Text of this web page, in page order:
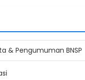
& Pengumuman BNSP